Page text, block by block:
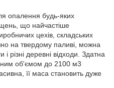
опалення будь-яких
що найчастіше
цехів, складських
на твердому паливі, можна
різні деревні відходи. Здатна
об'ємом до 2100 м3
її маса становить дуже